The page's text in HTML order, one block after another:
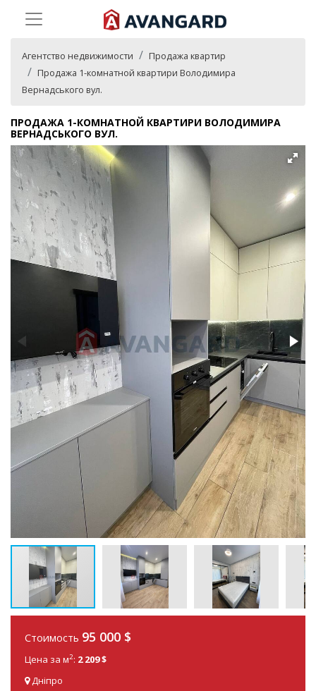
Агентство недвижимости
Продажа квартир
Продажа 1-комнатной квартири Володимира
Вернадського вул.
ПРОДАЖА 1-КОМНАТНОЙ КВАРТИРИ ВОЛОДИМИРА
ВЕРНАДСЬКОГО ВУЛ.
Стоимость 95 000 $
Цена за м2: 2 209 $
Дніпро